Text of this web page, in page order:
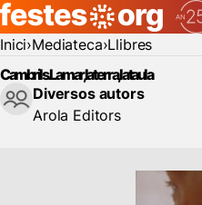
Inici Mediateca Llibres
Cambrils. La mar, la terra, la taula
Diversos autors
Arola Editors